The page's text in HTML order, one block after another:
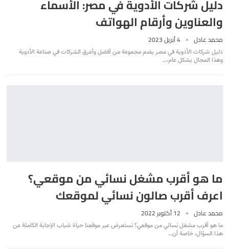
دليل شركات الأدوية في مصر: الأسماء
والعناوين وأرقام الهواتف
محمد عادل 4 أبريل 2023
دليل شركات الأدوية في مصر يضم مجموعة من أفضل وأعرق الشركات في صناعة الأدوية
وهذا المجال بشكل عام،…
ما هو أقرب مشغل نسائي من موقعي؟
اعرف أقرب صالون نسائي لموقعك
محمد عادل 12 أكتوبر 2022
ما هو أقرب مشغل نسائي من موقعي؟ نستعرض عبر موقعنا حياة شباب الإجابة الكاملة عن
هذا السؤال، خاصة أن…